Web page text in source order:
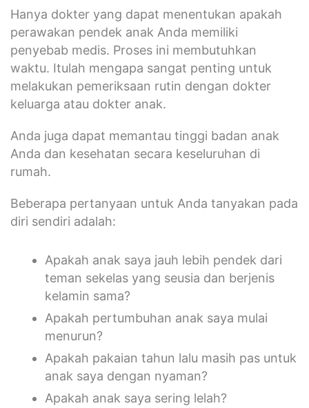
Hanya dokter yang dapat menentukan apakah
perawakan pendek anak Anda memiliki
penyebab medis. Proses ini membutuhkan
waktu. Itulah mengapa sangat penting untuk
melakukan pemeriksaan rutin dengan dokter
keluarga atau dokter anak.
Anda juga dapat memantau tinggi badan anak
Anda dan kesehatan secara keseluruhan di
rumah.
Beberapa pertanyaan untuk Anda tanyakan pada
diri sendiri adalah:
Apakah anak saya jauh lebih pendek dari
teman sekelas yang seusia dan berjenis
kelamin sama?
Apakah pertumbuhan anak saya mulai
menurun?
Apakah pakaian tahun lalu masih pas untuk
anak saya dengan nyaman?
Apakah anak saya sering lelah?